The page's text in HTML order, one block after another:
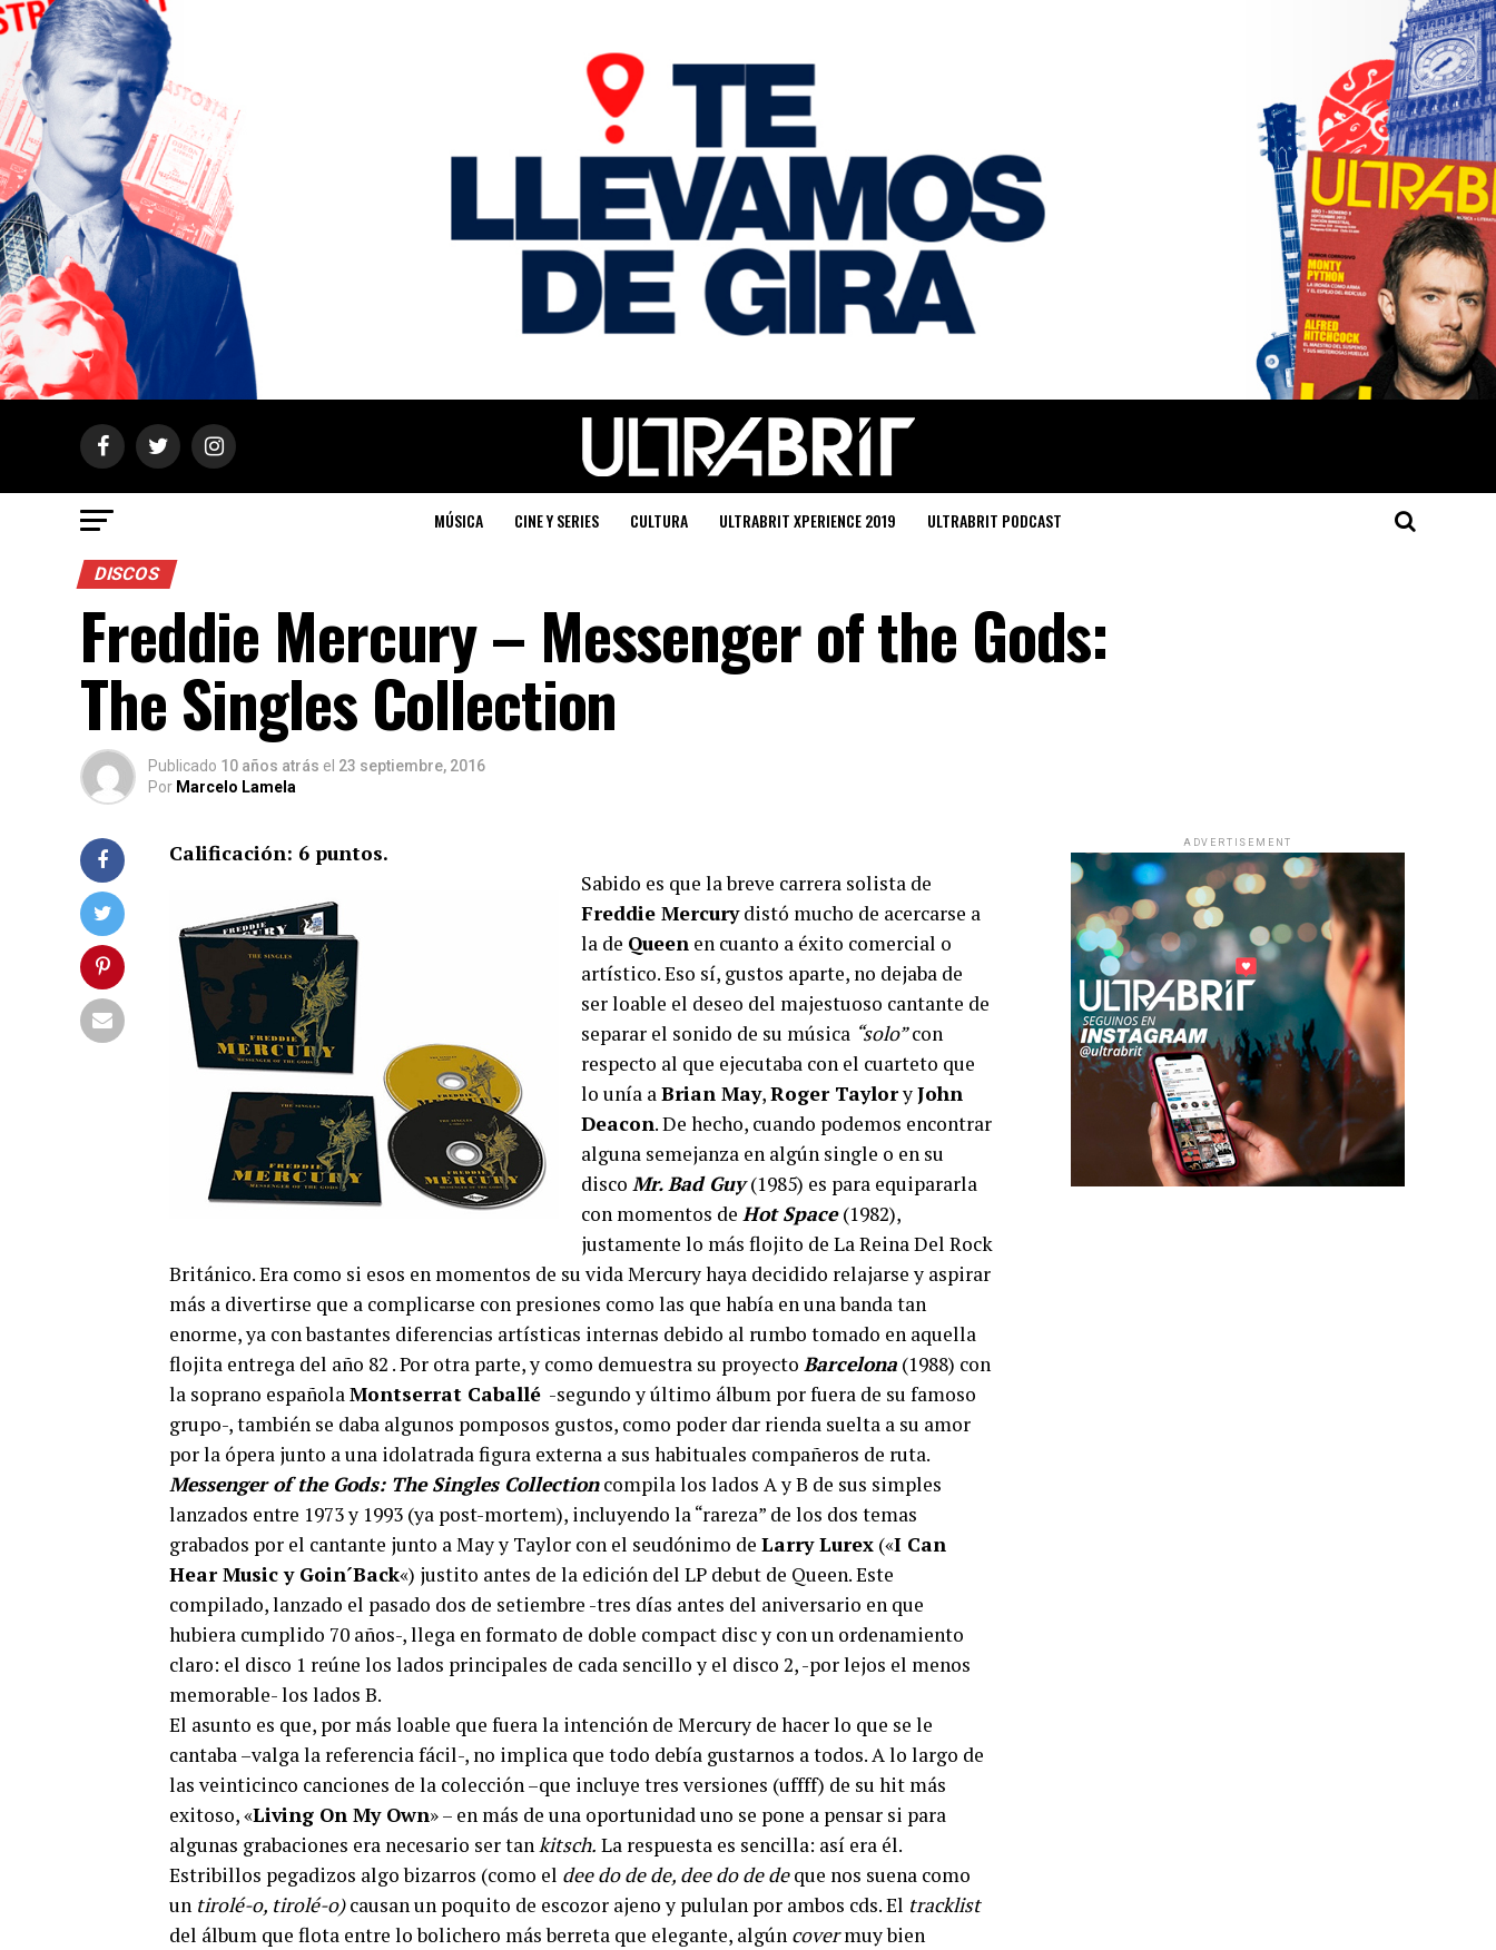
MÚSICA CINE Y SERIES CULTURA ULTRABRIT XPERIENCE 2019 ULTRABRIT PODCAST
DISCOS
Freddie Mercury – Messenger of the Gods:
The Singles Collection
Publicado 10 años atrás el 23 septiembre, 2016
Por Marcelo Lamela
Calificación: 6 puntos.
Sabido es que la breve carrera solista de
Freddie Mercurydistó mucho de acercarse a
la de Queen en cuanto a éxito comercial o
artístico. Eso sí, gustos aparte, no dejaba de
ser loable el deseo del majestuoso cantante de
separar el sonido de su música “solo”con
respecto al que ejecutaba con el cuarteto que
lo unía aBrian May,Roger TayloryJohn
Deacon. De hecho, cuando podemos encontrar
alguna semejanza en algún single o en su
disco Mr. Bad Guy(1985) es para equipararla
con momentos de Hot Space(1982),
justamente lo más flojito de La Reina Del Rock
Británico. Era como si esos en momentos de su vida Mercury haya decidido relajarse y aspirar
más a divertirse que a complicarse con presiones como las que había en una banda tan
enorme, ya con bastantes diferencias artísticas internas debido al rumbo tomado en aquella
flojita entrega del año 82 . Por otra parte, y como demuestra su proyecto Barcelona (1988) con
la soprano españolaMontserrat Caballé -segundo y último álbum por fuera de su famoso
grupo-, también se daba algunos pomposos gustos, como poder dar rienda suelta a su amor
por la ópera junto a una idolatrada figura externa a sus habituales compañeros de ruta.
Messenger of the Gods: The Singles Collectioncompila los lados A y B de sus simples
lanzados entre 1973 y 1993 (ya post-mortem), incluyendo la “rareza” de los dos temas
grabados por el cantante junto a May y Taylor con el seudónimo de Larry Lurex («I Can
Hear Music y Goin´Back«) justito antes de la edición del LP debut de Queen. Este
compilado, lanzado el pasado dos de setiembre -tres días antes del aniversario en que
hubiera cumplido 70 años-, llega en formato de doble compact disc y con un ordenamiento
claro: el disco 1 reúne los lados principales de cada sencillo y el disco 2, -por lejos el menos
memorable- los lados B.
El asunto es que, por más loable que fuera la intención de Mercury de hacer lo que se le
cantaba –valga la referencia fácil-, no implica que todo debía gustarnos a todos. A lo largo de
las veinticinco canciones de la colección –que incluye tres versiones (uffff) de su hit más
exitoso, «Living On My Own» – en más de una oportunidad uno se pone a pensar si para
algunas grabaciones era necesario ser tankitsch. La respuesta es sencilla: así era él.
Estribillos pegadizos algo bizarros (como el dee do de de, dee do de deque nos suena como
un tirolé-o, tirolé-o)causan un poquito de escozor ajeno y pululan por ambos cds. El tracklist
del álbum que flota entre lo bolichero más berreta que elegante, algún covermuy bien
ADVERTISEMENT